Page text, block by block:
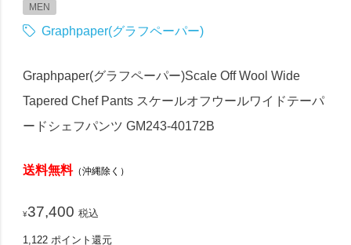
MEN
Graphpaper(グラフペーパー)
Graphpaper(グラフペーパー)Scale Off Wool Wide
Tapered Chef Pants スケールオフウールワイドテーパ
ードシェフパンツ GM243-40172B
送料無料（沖縄除く）
¥37,400 税込
1,122 ポイント還元